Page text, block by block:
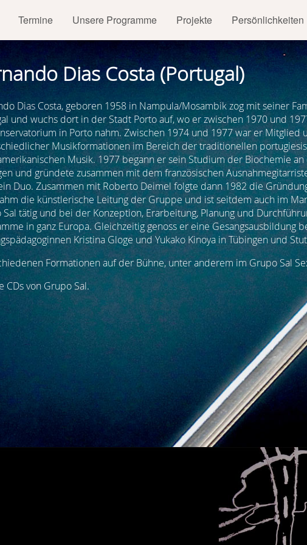
Termine Unsere Programme Projekte Persönlichkeiten
Dias Costa (Portugal)
Dias Costa, geboren 1958 in Nampula/Mosambik zog mit seiner
und wuchs dort in der Stadt Porto auf, wo er zwischen 1970 und
in Porto nahm. Zwischen 1974 und 1977 war er Mitglied
Musikformationen im Bereich der traditionellen
Musik. 1977 begann er sein Studium der Biochemie
und gründete zusammen mit dem französischen
Duo. Zusammen mit Roberto Deimel folgte dann 1982 die
die künstlerische Leitung der Gruppe und ist seitdem auch im
Sal tätig und bei der Konzeption, Erarbeitung, Planung und
in ganz Europa. Gleichzeitig genoss er eine Gesangsausbildung
Kristina Gloge und Yukako Kinoya in Tübingen und
Formationen auf der Bühne, unter anderem im Grupo Sal
von Grupo Sal.